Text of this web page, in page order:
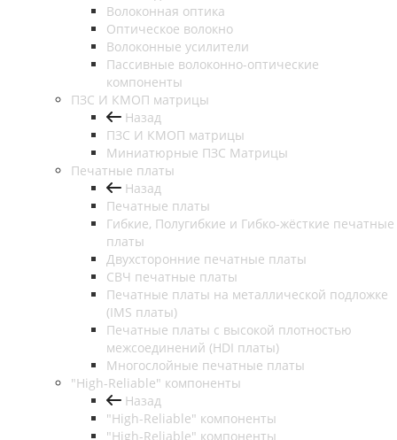
Волоконная оптика
Оптическое волокно
Волоконные усилители
Пассивные волоконно-оптические
компоненты
ПЗС И КМОП матрицы
Назад
ПЗС И КМОП матрицы
Миниатюрные ПЗС Матрицы
Печатные платы
Назад
Печатные платы
Гибкие, Полугибкие и Гибко-жёсткие печатные
платы
Двухсторонние печатные платы
СВЧ печатные платы
Печатные платы на металлической подложке
(IMS платы)
Печатные платы с высокой плотностью
межсоединений (HDI платы)
Многослойные печатные платы
"High-Reliable" компоненты
Назад
"High-Reliable" компоненты
"High-Reliable" компоненты